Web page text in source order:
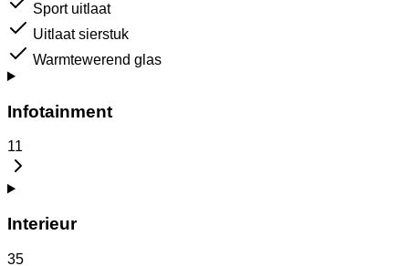
Sport uitlaat
Uitlaat sierstuk
Warmtewerend glas
Infotainment
11
Interieur
35